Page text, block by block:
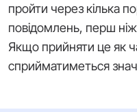
пройти через кілька
повідомлень, перш
Якщо прийняти це як
сприйматиметься